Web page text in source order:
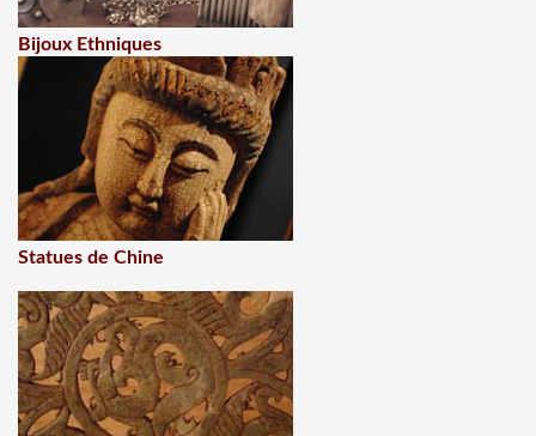
Bijoux Ethniques
Statues de Chine